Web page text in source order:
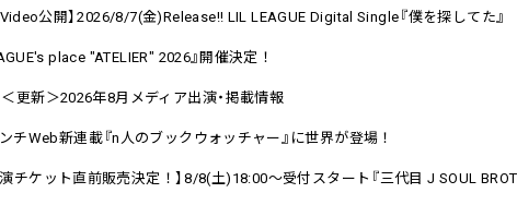
公開 】2026/8/7(金)Release!! LIL LEAGUE Digital Single『僕を探してた』
place "ATELIER" 2026』開催決定！
＜更新＞2026年8月メディア出演・掲載情報
チWeb新連載『n人のブックウォッチャー』に世界が登場！
チケット直前販売決定！ 】8/8(土)18:00～受付スタート『三代目 J SOUL